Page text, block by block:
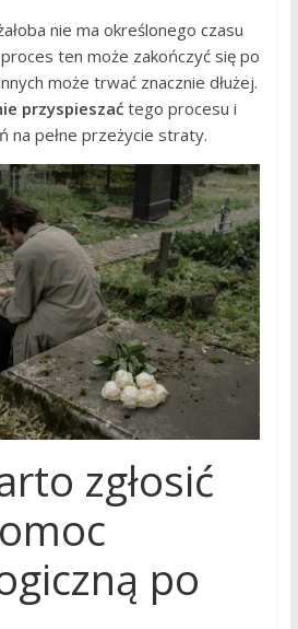
nie ma określonego czasu
ten może zakończyć się po
może trwać znacznie dłużej.
przyspieszaćtego procesu i
na pełne przeżycie straty.
zgłosić
po